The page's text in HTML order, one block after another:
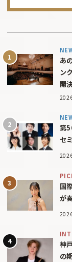
あ
ン
開
第
セ
国
が
神
の